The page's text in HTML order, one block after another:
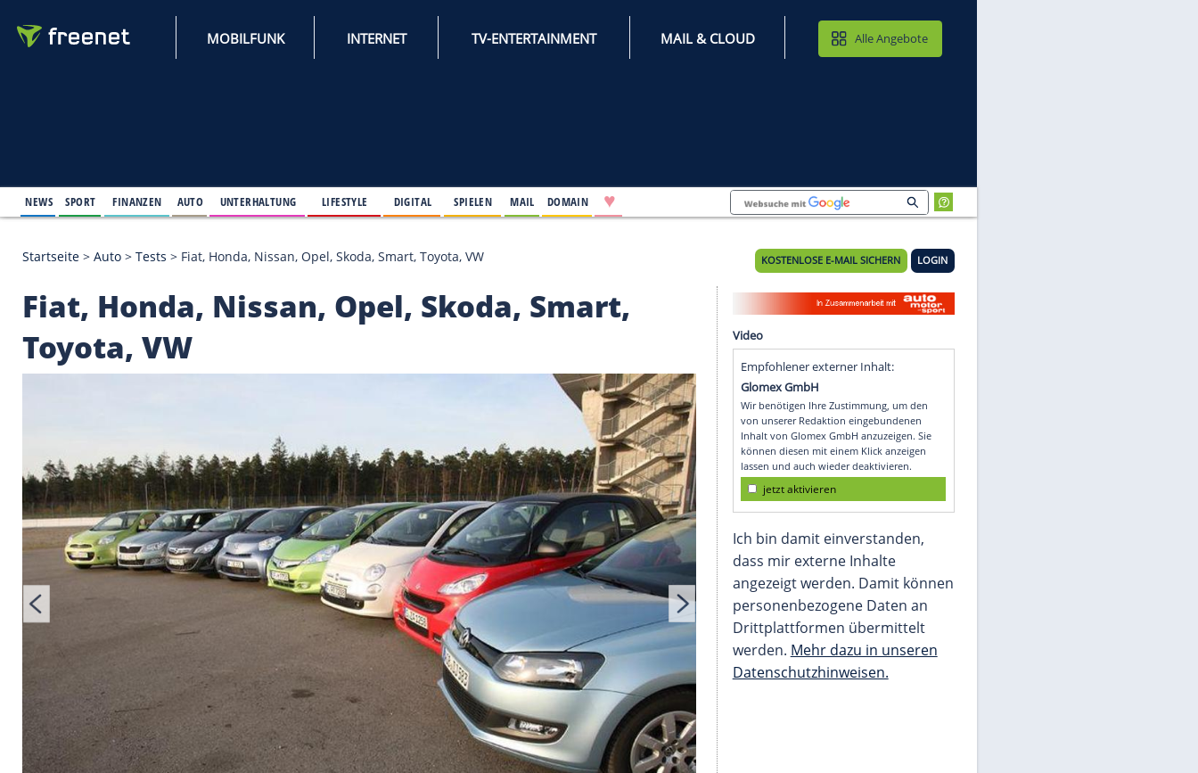
MOBILFUNK INTERNET TV-ENTERTAINMENT MAIL & CLOUD
KOSTENLOSE E-MAIL SICHERN
Startseite > Auto >Tests Fiat, Honda, Nissan, Opel, Skoda, Smart, Toyota, VW
Fiat, Honda, Nissan, Opel, Skoda, Smart,
Video
Empfohlener externer Inhalt:
Glomex GmbH
können diesen mit einem Klick anzeigen
lassen und auch wieder deaktivieren.
jetzt aktivieren
Ich bin damit einverstanden,
dass mir externe Inhalte